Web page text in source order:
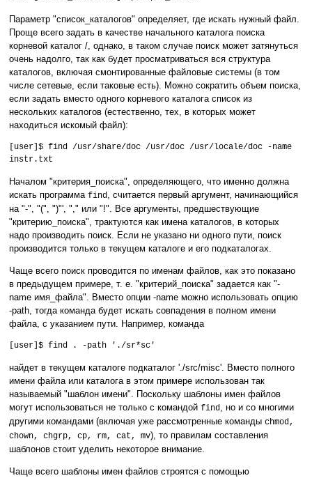
Параметр "список_каталогов" определяет, где искать нужный файл.
Проще всего задать в качестве начального каталога поиска
корневой каталог /, однако, в таком случае поиск может затянуться
очень надолго, так как будет просматриваться вся структура
каталогов, включая смонтированные файловые системы (в том
числе сетевые, если таковые есть). Можно сократить объем поиска,
если задать вместо одного корневого каталога список из
нескольких каталогов (естественно, тех, в которых может
находиться искомый файл):
[user]$ find /usr/share/doc /usr/doc /usr/locale/doc -name
instr.txt
Началом "критерия_поиска", определяющего, что именно должна
искать программа find, считается первый аргумент, начинающийся
на "-", "(", ")"', "," или "!". Все аргументы, предшествующие
"критерию_поиска", трактуются как имена каталогов, в которых
надо производить поиск. Если не указано ни одного пути, поиск
производится только в текущем каталоге и его подкаталогах.
Чаще всего поиск проводится по именам файлов, как это показано
в предыдущем примере, т. е. "критерий_поиска" задается как "-
name имя_файла". Вместо опции -name можно использовать опцию
-path, тогда команда будет искать совпадения в полном имени
файла, с указанием пути. Например, команда
[user]$ find . -path './sr*sc'
найдет в текущем каталоге подкаталог './src/misc'. Вместо полного
имени файла или каталога в этом примере использован так
называемый "шаблон имени". Поскольку шаблоны имен файлов
могут использоваться не только с командой find, но и со многими
другими командами (включая уже рассмотренные команды chmod,
chown, chgrp, cp, rm, cat, mv), то правилам составления
шаблонов стоит уделить некоторое внимание.
Чаще всего шаблоны имен файлов строятся с помощью